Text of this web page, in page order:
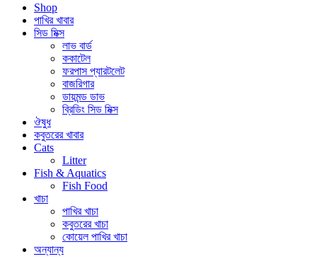
Shop
পাখির খাবার
সিড মিক্স
লাভ বার্ড
ককাটেল
ফরপাস প্যারটলেট
বাজরিগার
ডায়মন্ড ডাভ
ব্রিডিং সিড মিক্স
ঔষুধ
কবুতরের খাবার
Cats
Litter
Fish & Aquatics
Fish Food
খাচা
পাখির খাচা
কবুতরের খাচা
কোয়েল পাখির খাচা
অন্যান্য